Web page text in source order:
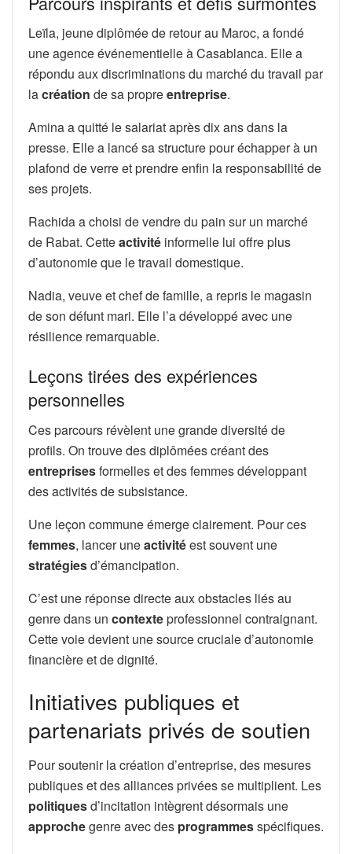
Leïla, jeune diplômée de retour au Maroc, a fondé
une agence événementielle à Casablanca. Elle a
répondu aux discriminations du marché du travail par
lacréation de sa propreentreprise.
Amina a quitté le salariat après dix ans dans la
presse. Elle a lancé sa structure pour échapper à un
plafond de verre et prendre enfin la responsabilité de
ses projets.
Rachida a choisi de vendre du pain sur un marché
de Rabat. Cetteactivité informelle lui offre plus
d’autonomie que le travail domestique.
Nadia, veuve et chef de famille, a repris le magasin
de son défunt mari. Elle l’a développé avec une
résilience remarquable.
Leçons tirées des expériences
personnelles
Ces parcours révèlent une grande diversité de
profils. On trouve des diplômées créant des
entreprisesformelles et des femmes développant
des activités de subsistance.
Une leçon commune émerge clairement. Pour ces
femmes, lancer uneactivitéest souvent une
stratégiesd’émancipation.
C’est une réponse directe aux obstacles liés au
genre dans un contexteprofessionnel contraignant.
Cette voie devient une source cruciale d’autonomie
financière et de dignité.
Initiatives publiques et
partenariats privés de soutien
Pour soutenir la création d’entreprise, des mesures
publiques et des alliances privées se multiplient. Les
politiquesd’incitation intègrent désormais une
approchegenre avec des programmesspécifiques.